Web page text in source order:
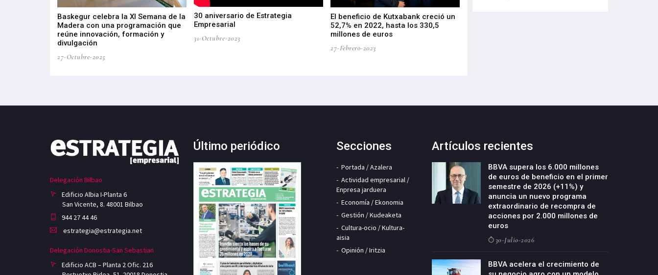
Baskegur celebra la XI Semana de la
Madera con una programación que
reúne innovación, formación y
divulgación
27-Octubre-2025
30 aniversario de Estrategia
Empresarial
31-Octubre-2023
El beneficio de Kutxabank creció un
52,7% en 2022, hasta los 330,5
millones de euros
27-Febrero-2023
Delegación Bilbao
Edificio Albia I-Planta 6
San Vicente, 8. 48001 Bilbao
944 27 44 46
estrategia@estrategia.net
Delegación Donostia-San Sebastian
Edificio ACB – Planta 2 Ofic. 216
Último periódico Secciones
Portada / Azalera
Actividad empresarial /
Enpresa jarduera
Economía / Ekonomia
Gestión / Kudeaketa
Cultura-ocio / Kultura-
aisia
Opinión / Iritzia
Artículos recientes
BBVA supera los 6.000 millones
de euros de beneficio en el primer
semestre de 2026 (+11%) y
anuncia un nuevo programa
extraordinario de recompra de
acciones por 2.000 millones de
euros
30-Julio-2026
BBVA acelera el crecimiento de